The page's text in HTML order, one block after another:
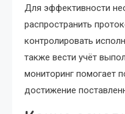
Для эффективности
распространить
контролировать
также вести учёт
мониторинг помогает
достижение